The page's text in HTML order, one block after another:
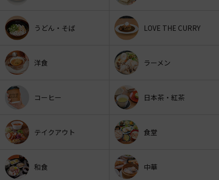
うどん・そば LOVE THE CURRY
洋食 ラーメン
コーヒー 日本茶・紅茶
テイクアウト 食堂
和食 中華